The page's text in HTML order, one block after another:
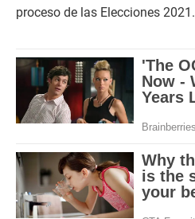
proceso de las Elecciones 2021.